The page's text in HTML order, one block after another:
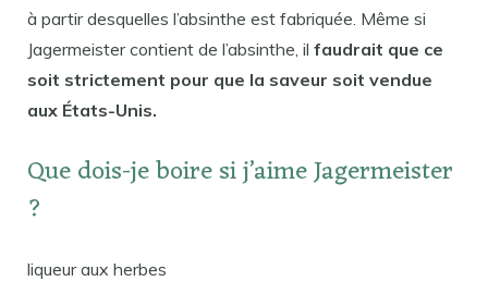
à partir desquelles l’absinthe est fabriquée. Même si
Jagermeister contient de l’absinthe, il faudrait que ce
soit strictement pour que la saveur soit vendue
aux États-Unis.
Que dois-je boire si j’aime Jagermeister
?
liqueur aux herbes